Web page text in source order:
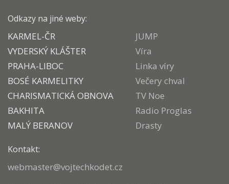
Odkazy na jiné weby:
KARMEL-ČR
VYDERSKÝ KLÁŠTER
PRAHA-LIBOC
BOSÉ KARMELITKY
CHARISMATICKÁ OBNOVA
BAKHITA
MALÝ BERANOV
JUMP
Víra
Linka víry
Večery chval
TV Noe
Radio Proglas
Drasty
Kontakt:
webmaster@vojtechkodet.cz